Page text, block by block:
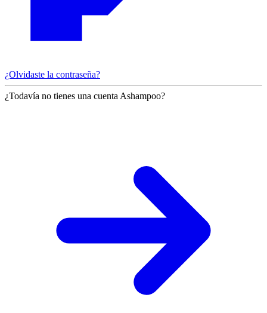
¿Olvidaste la contraseña?
¿Todavía no tienes una cuenta Ashampoo?